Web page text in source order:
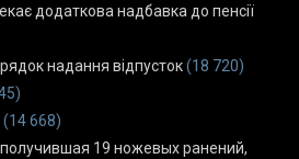
додаткова надбавка до пенсії
надання відпусток(18 720)
(14 668)
19 ножевых ранений,